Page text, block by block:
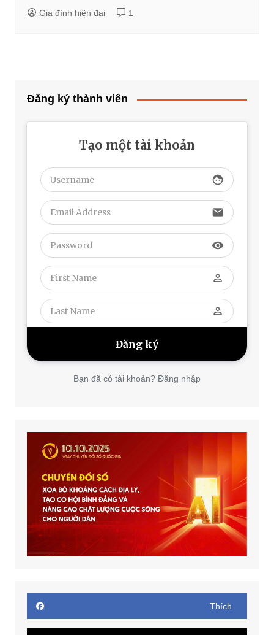
Gia đình hiện đại 1
Đăng ký thành viên
Tạo một tài khoản
face
email
visibility
perm_identity
perm_identity
Bạn đã có tài khoản? Đăng nhập
Thích